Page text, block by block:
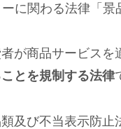
に関わる法律「景
が商品サービスを
とを規制する法律
及び不当表示防